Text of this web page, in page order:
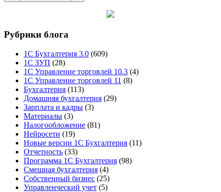
Рубрики блога
1С Бухгалтерия 3.0 (609)
1С ЗУП (28)
1С Управление торговлей 10.3 (4)
1С Управление торговлей 11 (8)
Бухгалтерия (113)
Домашняя бухгалтерия (29)
Зарплата и кадры (3)
Материалы (3)
Налогообложение (81)
Нейросети (19)
Новые версии 1С Бухгалтерия (11)
Отчетность (33)
Программа 1С Бухгалтерия (98)
Смешная бухгалтерия (4)
Собственный бизнес (25)
Управленческий учет (5)